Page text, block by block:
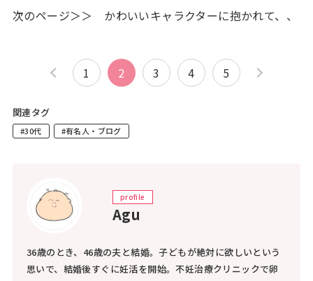
次のページ＞＞ かわいいキャラクターに抱かれて、、
1 2 3 4 5
関連タグ
#30代 #有名人・ブログ
profile
Agu
36歳のとき、46歳の夫と結婚。子どもが絶対に欲しいという
思いで、結婚後すぐに妊活を開始。不妊治療クリニックで卵